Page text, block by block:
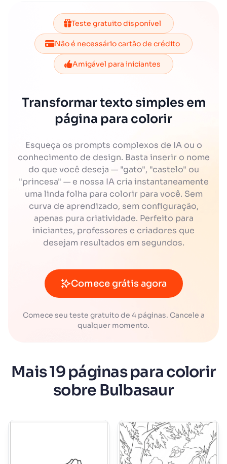
Teste gratuito disponível
Não é necessário cartão de crédito
Amigável para iniciantes
Transformar texto simples em
página para colorir
Esqueça os prompts complexos de IA ou o
conhecimento de design. Basta inserir o nome
do que você deseja — "gato", "castelo" ou
"princesa" — e nossa IA cria instantaneamente
uma linda folha para colorir para você. Sem
curva de aprendizado, sem configuração,
apenas pura criatividade. Perfeito para
iniciantes, professores e criadores que
desejam resultados em segundos.
Comece grátis agora
Comece seu teste gratuito de 4 páginas. Cancele a
qualquer momento.
Mais 19 páginas para colorir
sobre Bulbasaur